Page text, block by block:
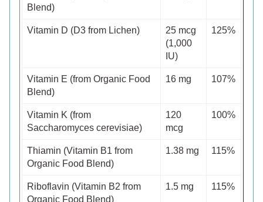
Blend)
Vitamin D (D3 from Lichen)
25 mcg
(1,000
IU)
125%
Vitamin E (from Organic Food
Blend)
16 mg 107%
Vitamin K (from
Saccharomyces cerevisiae)
120
mcg
100%
Thiamin (Vitamin B1 from
Organic Food Blend)
1.38 mg 115%
Riboflavin (Vitamin B2 from
Organic Food Blend)
1.5 mg 115%